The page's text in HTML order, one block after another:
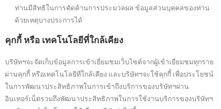
ท่านมีสิทธิในการคัดค้านการประมวลผล ข้อมูลส่วนบุคคลของท่าน
ด้วยเหตุบางประการได้
คุกกี้ หรือ เทคโนโลยีที่ใกล้เคียง
บริษัทฯจะจัดเก็บข้อมูลการเข้าเยี่ยมชมเว็บไซต์จากผู้เข้าเยี่ยมชมทุกราย
ผ่านคุกกี้ หรือเทคโนโลยีที่ใกล้เคียง และบริษัทฯจะใช้คุกกี้ เพื่อประโยชน์
ในการพัฒนาประสิทธิภาพในการเข้าถึงบริการของบริษัทฯผ่าน
อินเทอร์เน็ตรวมถึงพัฒนาประสิทธิภาพในการใช้งานบริการของบริษัทฯ